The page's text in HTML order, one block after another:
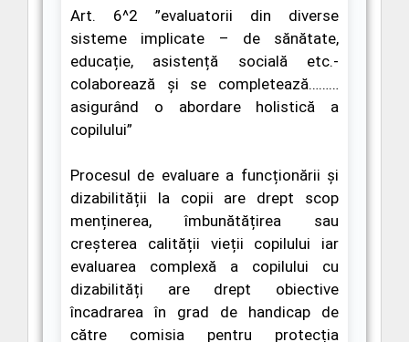
Art. 6^2 ”evaluatorii din diverse
sisteme implicate – de sănătate,
educație, asistență socială etc.-
colaborează și se completează………
asigurând o abordare holistică a
copilului”
Procesul de evaluare a funcționării și
dizabilității la copii are drept scop
menținerea, îmbunătățirea sau
creșterea calității vieții copilului iar
evaluarea complexă a copilului cu
dizabilități are drept obiective
încadrarea în grad de handicap de
către comisia pentru protecția